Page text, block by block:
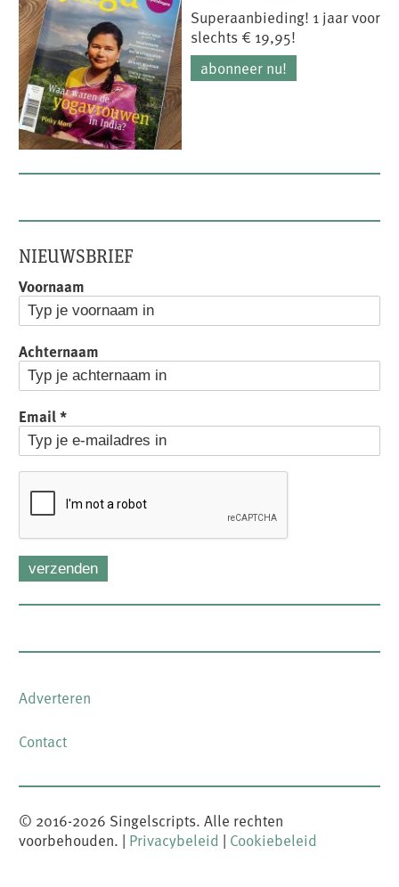
Superaanbieding! 1 jaar voor
slechts € 19,95!
abonneer nu!
NIEUWSBRIEF
Voornaam
Achternaam
Email*
verzenden
FOOTER-
MENU
Adverteren
Contact
© 2016-2026 Singelscripts. Alle rechten
voorbehouden. | Privacybeleid | Cookiebeleid